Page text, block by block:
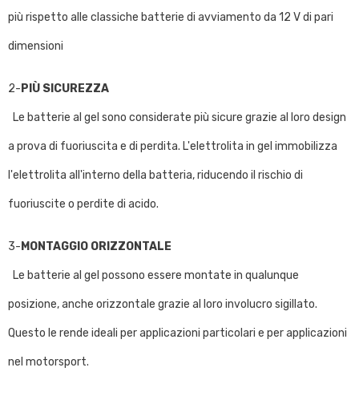
più rispetto alle classiche batterie di avviamento da 12 V di pari
dimensioni
2- PIÙ SICUREZZA
Le batterie al gel sono considerate più sicure grazie al loro design
a prova di fuoriuscita e di perdita. L'elettrolita in gel immobilizza
l'elettrolita all'interno della batteria, riducendo il rischio di
fuoriuscite o perdite di acido.
3- MONTAGGIO ORIZZONTALE
Le batterie al gel possono essere montate in qualunque
posizione, anche orizzontale grazie al loro involucro sigillato.
Questo le rende ideali per applicazioni particolari e per applicazioni
nel motorsport.